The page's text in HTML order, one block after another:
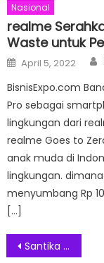
Nasional
realme
Waste untuk
Posted
on
April 5, 2022
BisnisExpo.com
Pro sebagai
lingkungan dari
realme Goes to
anak muda di
lingkungan.
menyumbang Rp
[…]
Post
Santika Indonesia Hotels & Resorts Wujudkan Pernikahan Impian di Santika Best Wedding Deals 2024